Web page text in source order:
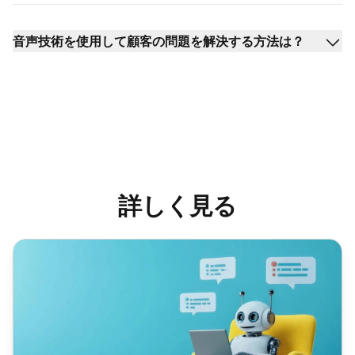
音声技術を使用して顧客の問題を解決する方法は？
詳しく見る
AI仮想アシスタントとは？定義、技術、応用